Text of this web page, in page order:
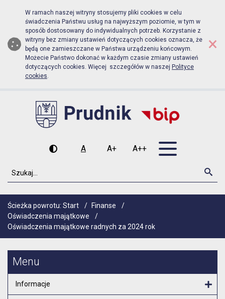
Biuletyn Informacji Publicznej
Przejdź do menu głównego
Przejdź do głównej zawartości
W ramach naszej witryny stosujemy pliki cookies w celu
świadczenia Państwu usług na najwyższym poziomie, w tym w
sposób dostosowany do indywidualnych potrzeb. Korzystanie z
witryny bez zmiany ustawień dotyczących cookies oznacza, że
będą one zamieszczane w Państwa urządzeniu końcowym.
Możecie Państwo dokonać w każdym czasie zmiany ustawień
dotyczących cookies. Więcej szczegółów w naszej Polityce
cookies.
×
Wysoki kontrast
A
Czcionka domyślna
A+
Czcionka średnia
A++
Czcionka duża
Szukaj
Ścieżka powrotu: Start / Finanse
/
Oświadczenia majątkowe
/
Oświadczenia majątkowe radnych za 2024 rok
Menu
Informacje